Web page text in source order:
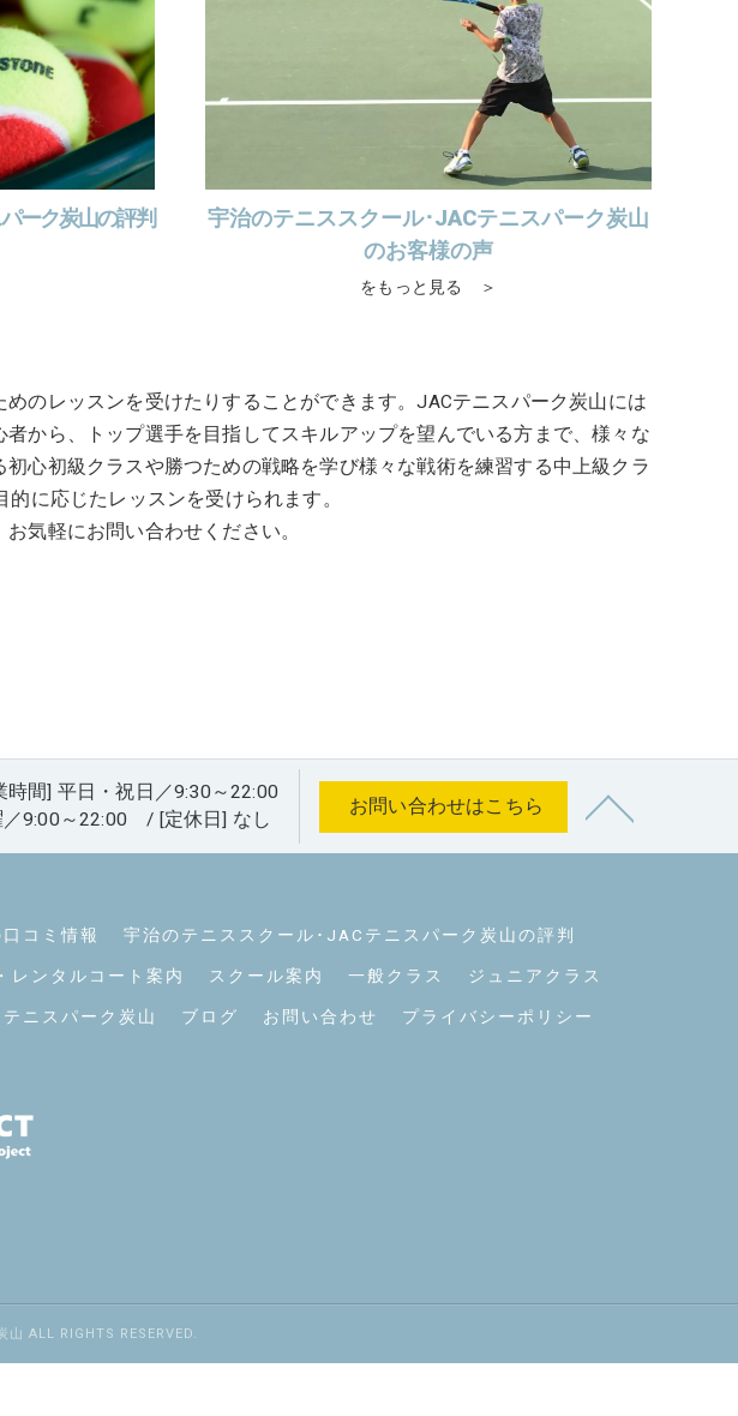
ーク炭山の評判
宇治のテニススクール･JACテニスパーク炭山
のお客様の声
をもっと見る ＞
のレッスンを受けたりすることができます。JACテニスパーク炭山には
から、トップ選手を目指してスキルアップを望んでいる方まで、様々な
心初級クラスや勝つための戦略を学び様々な戦術を練習する中上級クラ
に応じたレッスンを受けられます。
気軽にお問い合わせください。
] 平日・祝日／9:30～22:00
／9:00～22:00 / [定休日] なし
お問い合わせはこちら
コミ情報 宇治のテニススクール･JACテニスパーク炭山の評判
レンタルコート案内 スクール案内 一般クラス ジュニアクラス
ニスパーク炭山 ブログ お問い合わせ プライバシーポリシー
ALL RIGHTS RESERVED.